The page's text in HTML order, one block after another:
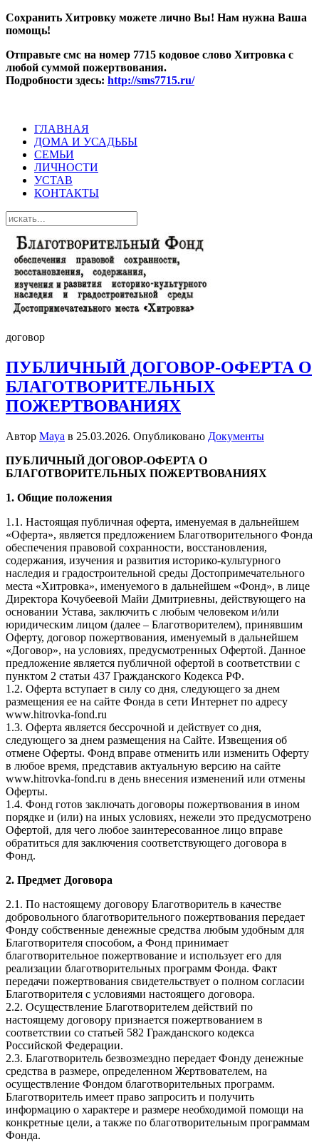
Сохранить Хитровку можете лично Вы! Нам нужна Ваша
помощь!
Отправьте смс на номер 7715 кодовое слово Хитровка с
любой суммой пожертвования.
Подробности здесь: http://sms7715.ru/
ГЛАВНАЯ
ДОМА И УСАДЬБЫ
СЕМЬИ
ЛИЧНОСТИ
УСТАВ
КОНТАКТЫ
договор
ПУБЛИЧНЫЙ ДОГОВОР-ОФЕРТА О
БЛАГОТВОРИТЕЛЬНЫХ
ПОЖЕРТВОВАНИЯХ
Автор Maya в 25.03.2026. Опубликовано Документы
ПУБЛИЧНЫЙ ДОГОВОР-ОФЕРТА О
БЛАГОТВОРИТЕЛЬНЫХ ПОЖЕРТВОВАНИЯХ
1. Общие положения
1.1. Настоящая публичная оферта, именуемая в дальнейшем
«Оферта», является предложением Благотворительного Фонда
обеспечения правовой сохранности, восстановления,
содержания, изучения и развития историко-культурного
наследия и градостроительной среды Достопримечательного
места «Хитровка», именуемого в дальнейшем «Фонд», в лице
Директора Кочубеевой Майи Дмитриевны, действующего на
основании Устава, заключить с любым человеком и/или
юридическим лицом (далее – Благотворителем), принявшим
Оферту, договор пожертвования, именуемый в дальнейшем
«Договор», на условиях, предусмотренных Офертой. Данное
предложение является публичной офертой в соответствии с
пунктом 2 статьи 437 Гражданского Кодекса РФ.
1.2. Оферта вступает в силу со дня, следующего за днем
размещения ее на сайте Фонда в сети Интернет по адресу
www.hitrovka-fond.ru
1.3. Оферта является бессрочной и действует со дня,
следующего за днем размещения на Сайте. Извещения об
отмене Оферты. Фонд вправе отменить или изменить Оферту
в любое время, представив актуальную версию на сайте
www.hitrovka-fond.ru в день внесения изменений или отмены
Оферты.
1.4. Фонд готов заключать договоры пожертвования в ином
порядке и (или) на иных условиях, нежели это предусмотрено
Офертой, для чего любое заинтересованное лицо вправе
обратиться для заключения соответствующего договора в
Фонд.
2. Предмет Договора
2.1. По настоящему договору Благотворитель в качестве
добровольного благотворительного пожертвования передает
Фонду собственные денежные средства любым удобным для
Благотворителя способом, а Фонд принимает
благотворительное пожертвование и использует его для
реализации благотворительных программ Фонда. Факт
передачи пожертвования свидетельствует о полном согласии
Благотворителя с условиями настоящего договора.
2.2. Осуществление Благотворителем действий по
настоящему договору признается пожертвованием в
соответствии со статьей 582 Гражданского кодекса
Российской Федерации.
2.3. Благотворитель безвозмездно передает Фонду денежные
средства в размере, определенном Жертвователем, на
осуществление Фондом благотворительных программ.
Благотворитель имеет право запросить и получить
информацию о характере и размере необходимой помощи на
конкретные цели, а также по благотворительным программам
Фонда.